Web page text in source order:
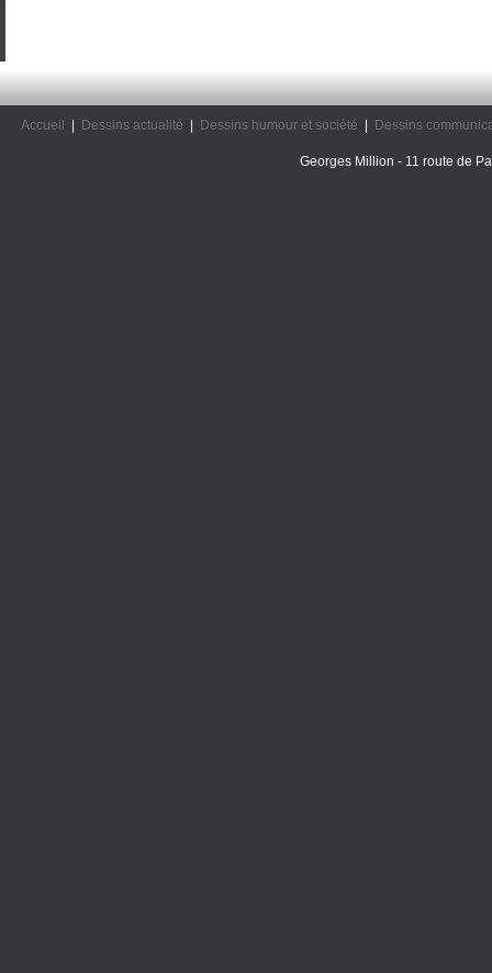
Accueil Dessins actualité Dessins humour et société Dessins
Georges Million - 11 route de